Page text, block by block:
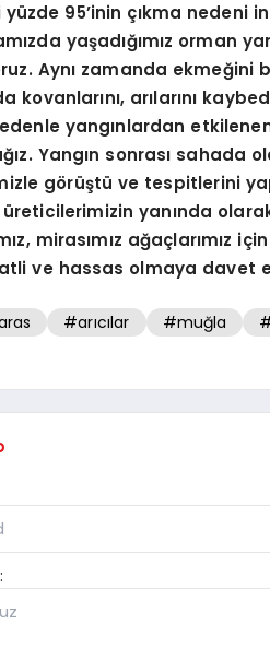
yüzde 95’inin çıkma nedeni
yaşadığımız orman
Aynı zamanda ekmeğini
kovanlarını, arılarını
yangınlardan
Yangın sonrası sahada
görüştü ve tespitlerini
yanında
mirasımız ağaçlarımız
ve hassas olmaya davet
#arıcılar #muğla